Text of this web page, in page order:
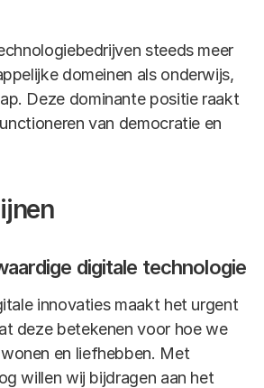
steeds meer
domeinen als onderwijs,
Deze dominante positie raakt
van democratie en
digitale technologie
innovaties maakt het urgent
deze betekenen voor hoe we
en liefhebben. Met
willen wij bijdragen aan het